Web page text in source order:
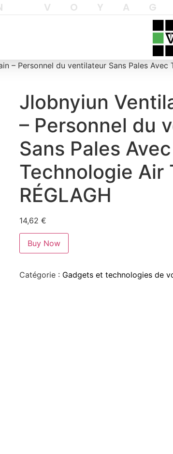
– Personnel du ventilateur Sans Pales Avec
Jlobnyiun
– Personnel du
Sans Pales Avec
Technologie Air
RÉGLAGH
14,62 €
Buy Now
Catégorie : Gadgets et technologies de